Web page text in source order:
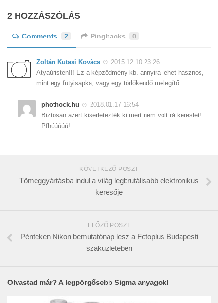
2 HOZZÁSZÓLÁS
Comments 2 Pingbacks 0
Zoltán Kutasi Kovács
2015.12.10 23:26
Atyaúristen!!! Ez a képződmény kb. annyira lehet hasznos,
mint egy fütyisapka, vagy egy törlőkendő melegítő.
phothock.hu
2018.01.17 16:54
Biztosan azert kiserletezték ki mert nem volt rá kereslet!
Pfhúúúúú!
KÖVETKEZŐ POSZT
Tömeggyártásba indul a világ legbrutálisabb elektronikus
keresője
ELŐZŐ POSZT
Pénteken Nikon bemutatónap lesz a Fotoplus Budapesti
szaküzletében
Olvastad már? A legpörgősebb Sigma anyagok!